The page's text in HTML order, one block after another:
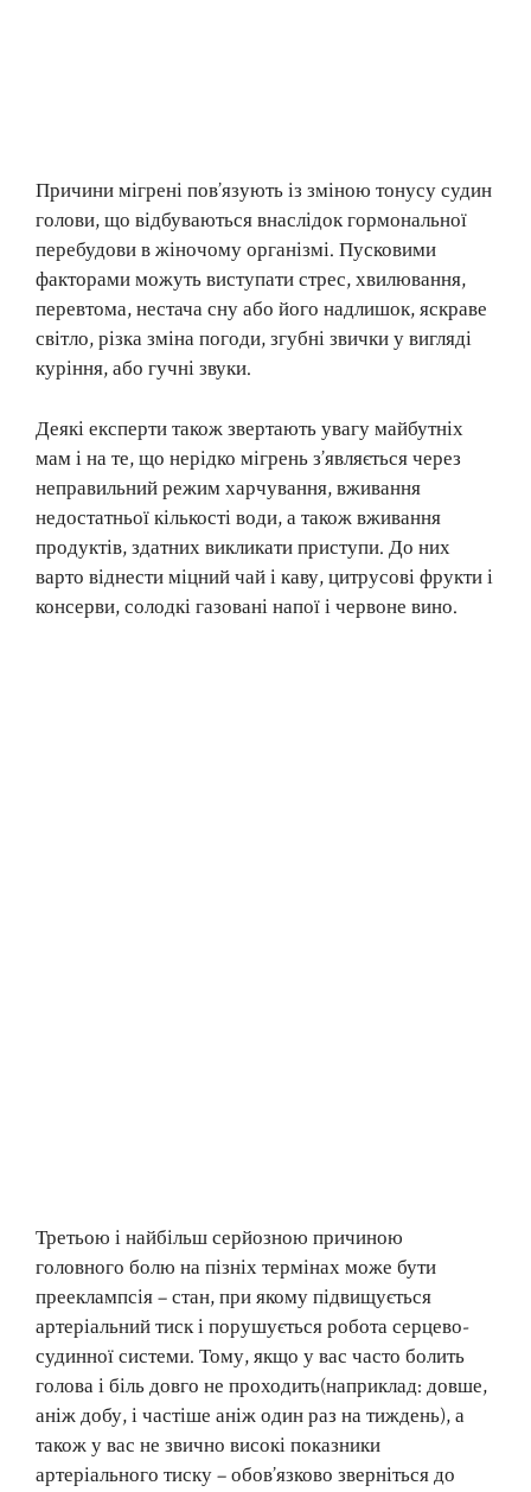
Причини мігрені пов’язують із зміною тонусу судин
голови, що відбуваються внаслідок гормональної
перебудови в жіночому організмі. Пусковими
факторами можуть виступати стрес, хвилювання,
перевтома, нестача сну або його надлишок, яскраве
світло, різка зміна погоди, згубні звички у вигляді
куріння, або гучні звуки.
Деякі експерти також звертають увагу майбутніх
мам і на те, що нерідко мігрень з’являється через
неправильний режим харчування, вживання
недостатньої кількості води, а також вживання
продуктів, здатних викликати приступи. До них
варто віднести міцний чай і каву, цитрусові фрукти і
консерви, солодкі газовані напої і червоне вино.
Третьою і найбільш серйозною причиною
головного болю на пізніх термінах може бути
прееклампсія – стан, при якому підвищується
артеріальний тиск і порушується робота серцево-
судинної системи. Тому, якщо у вас часто болить
голова і біль довго не проходить(наприклад: довше,
аніж добу, і частіше аніж один раз на тиждень), а
також у вас не звично високі показники
артеріального тиску – обов’язково зверніться до